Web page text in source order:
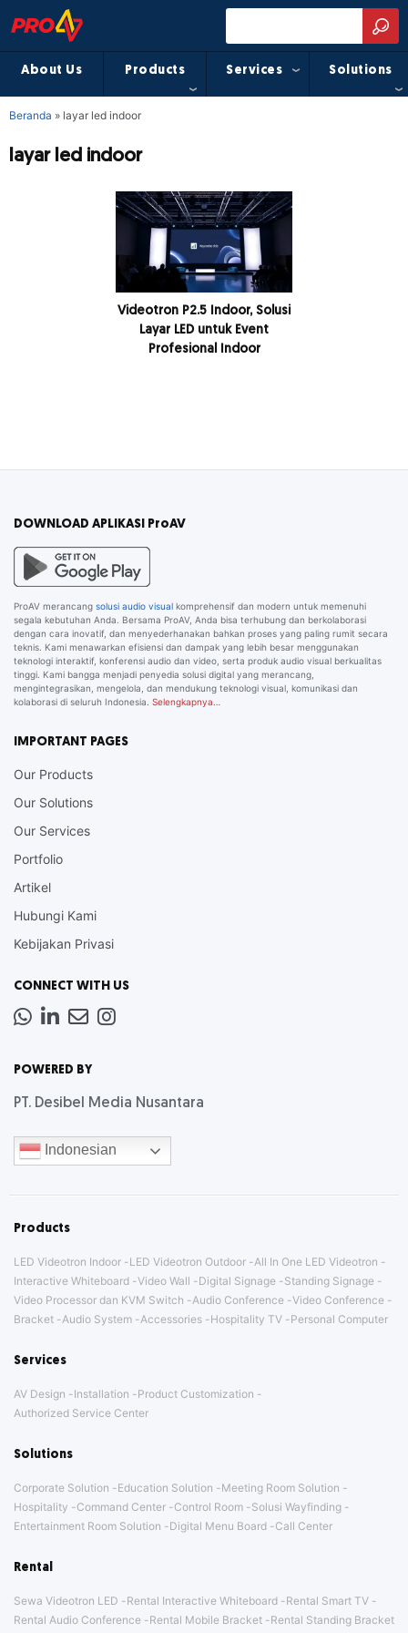
About Us Products Services Solutions
Beranda » layar led indoor
layar led indoor
Videotron P2.5 Indoor, Solusi
Layar LED untuk Event
Profesional Indoor
DOWNLOAD APLIKASI ProAV
ProAV merancang solusi audio visual komprehensif dan modern untuk memenuhi
segala kebutuhan Anda. Bersama ProAV, Anda bisa terhubung dan berkolaborasi
dengan cara inovatif, dan menyederhanakan bahkan proses yang paling rumit secara
teknis. Kami menawarkan efisiensi dan dampak yang lebih besar menggunakan
teknologi interaktif, konferensi audio dan video, serta produk audio visual berkualitas
tinggi. Kami bangga menjadi penyedia solusi digital yang merancang,
mengintegrasikan, mengelola, dan mendukung teknologi visual, komunikasi dan
kolaborasi di seluruh Indonesia. Selengkapnya…
IMPORTANT PAGES
Our Products
Our Solutions
Our Services
Portfolio
Artikel
Hubungi Kami
Kebijakan Privasi
CONNECT WITH US
Whatsapp
LinkedIn
NewsInstagram
POWERED BY
PT. Desibel Media Nusantara
Indonesian
Products
LED Videotron Indoor LED Videotron Outdoor
All In One LED Videotron
Interactive Whiteboard Video Wall Digital Signage
Standing Signage
Video Processor dan KVM Switch
Audio Conference Video Conference
Bracket
Audio System Accessories Hospitality TV Personal Computer
Services
AV Design Installation
Product Customization
Authorized Service Center
Solutions
Corporate Solution Education Solution
Meeting Room Solution
Hospitality
Command Center Control Room
Solusi Wayfinding
Entertainment Room Solution
Digital Menu Board Call Center
Rental
Sewa Videotron LED Rental Interactive Whiteboard
Rental Smart TV
Rental Audio Conference
Rental Mobile Bracket Rental Standing Bracket